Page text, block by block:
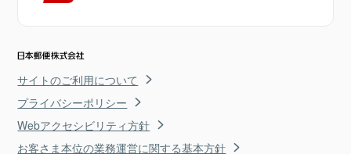
サイトのご利用について
プライバシーポリシー
Webアクセシビリティ方針
お客さま本位の業務運営に関する基本方針